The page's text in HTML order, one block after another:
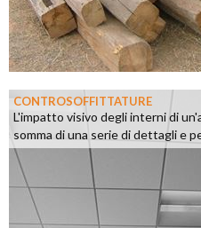
CONTROSOFFITTATURE
L'impatto visivo degli interni di
somma di una serie di dettagli e